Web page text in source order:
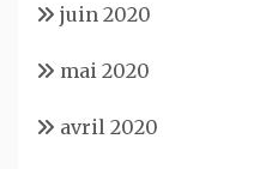
juin 2020
mai 2020
avril 2020